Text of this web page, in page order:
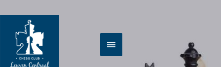
naar
inhoud